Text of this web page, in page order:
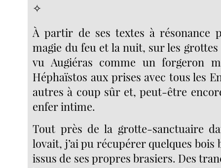
✧
À partir de ses textes à résonance
magie du feu et la nuit, sur les grottes
vu Augiéras comme un forgeron
Héphaïstos aux prises avec tous les
autres à coup sûr et, peut-être
enfer intime.
Tout près de la grotte-sanctuaire
lovait, j’ai pu récupérer quelques
issus de ses propres brasiers. Des